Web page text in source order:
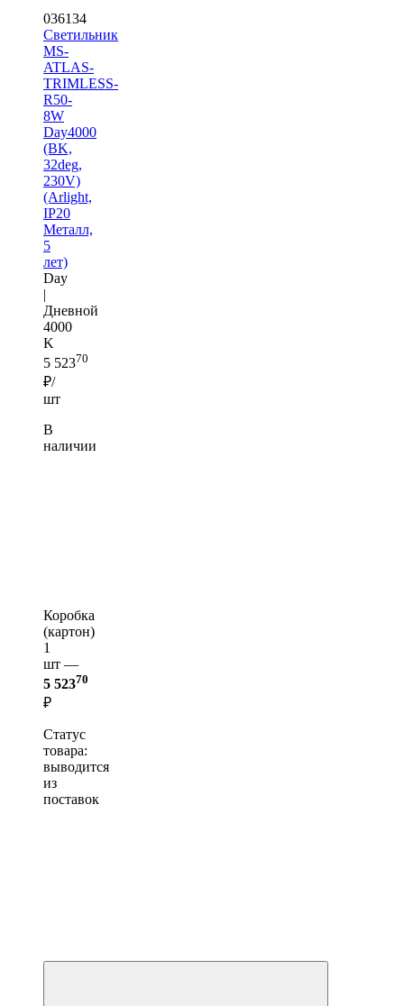
036134
Светильник
MS-
ATLAS-
TRIMLESS-
R50-
8W
Day4000
(BK,
32deg,
230V)
(Arlight,
IP20
Металл,
5
лет)
Day
|
Дневной
4000
K
5 52370
₽/
шт
В
наличии
Коробка
(картон)
1
шт —
5 52370
₽
Статус
товара:
выводится
из
поставок